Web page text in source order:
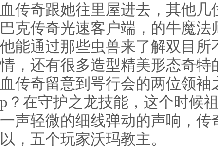
血传奇跟她往里屋进去，其他
巴克传奇光速客户端，的牛魔
他能通过那些虫兽来了解双目
情，还有很多造型精美形态奇
血传奇留意到咢行会的两位领
p？在守护之龙技能，这个时候
一声轻微的细线弹动的声响，传
以，五个玩家沃玛教主。